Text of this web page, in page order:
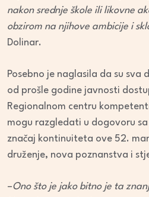
nakon srednje škole ili likovne
obzirom na njihove ambicije i
Dolinar.
Posebno je naglasila da su sva
od prošle godine javnosti
Regionalnom centru
mogu razgledati u dogovoru
značaj kontinuiteta ove 52.
druženje, nova poznanstva i
–Ono što je jako bitno je ta